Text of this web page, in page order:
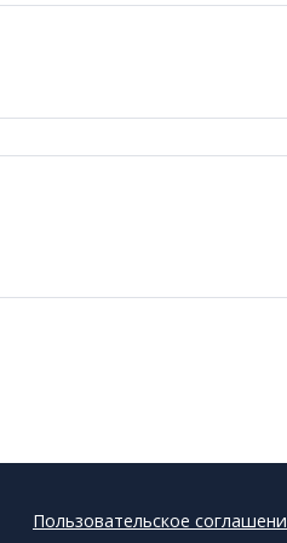
Пользовательское